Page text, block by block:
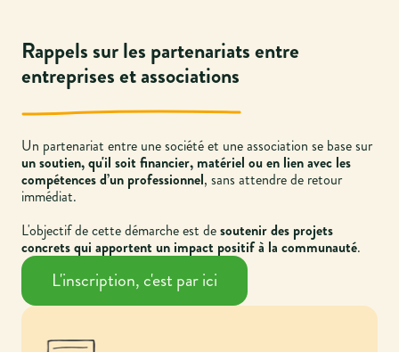
Rappels sur les partenariats entre
entreprises et associations
Un partenariat entre une société et une association se base sur
un soutien, qu'il soit financier, matériel ou en lien avec les
compétences d’un professionnel, sans attendre de retour
immédiat.
L'objectif de cette démarche est desoutenir des projets
concrets qui apportent un impact positif à la communauté.
L'inscription, c'est par ici